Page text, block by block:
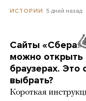
ИСТОРИИ 5 дней назад
Сайты «Сбера»
можно открыть
браузерах. Это
выбрать?
Короткая